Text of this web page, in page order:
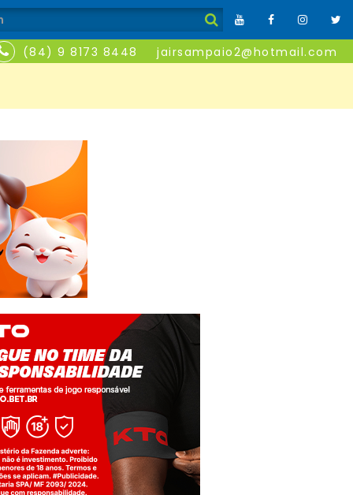
(84) 9 8173 8448 jairsampaio2@hotmail.com